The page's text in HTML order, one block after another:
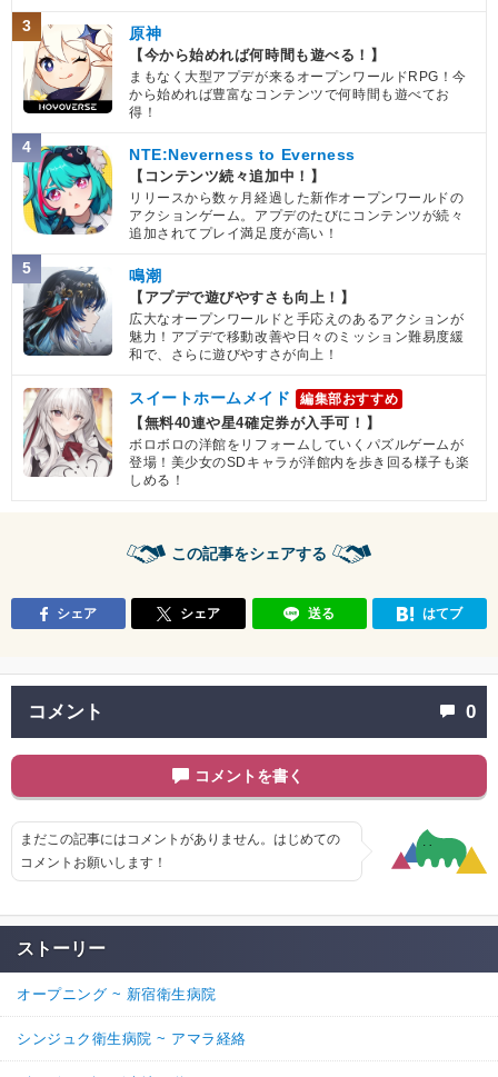
3 原神
【今から始めれば何時間も遊べる！】
まもなく大型アプデが来るオープンワールドRPG！今
から始めれば豊富なコンテンツで何時間も遊べてお
得！
4 NTE:Neverness to Everness
【コンテンツ続々追加中！】
リリースから数ヶ月経過した新作オープンワールドの
アクションゲーム。アプデのたびにコンテンツが続々
追加されてプレイ満足度が高い！
5 鳴潮
【アプデで遊びやすさも向上！】
広大なオープンワールドと手応えのあるアクションが
魅力！アプデで移動改善や日々のミッション難易度緩
和で、さらに遊びやすさが向上！
スイートホームメイド 編集部おすすめ
【無料40連や星4確定券が入手可！】
ボロボロの洋館をリフォームしていくパズルゲームが
登場！美少女のSDキャラが洋館内を歩き回る様子も楽
しめる！
この記事をシェアする
シェア シェア 送る はてブ
コメント 0
コメントを書く
まだこの記事にはコメントがありません。はじめての
コメントお願いします！
ストーリー
オープニング ~ 新宿衛生病院
シンジュク衛生病院 ~ アマラ経絡